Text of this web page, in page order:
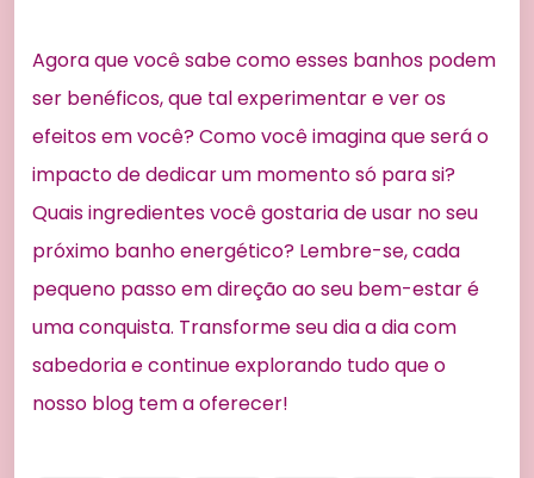
Agora que você sabe como esses banhos podem
ser benéficos, que tal experimentar e ver os
efeitos em você? Como você imagina que será o
impacto de dedicar um momento só para si?
Quais ingredientes você gostaria de usar no seu
próximo banho energético? Lembre-se, cada
pequeno passo em direção ao seu bem-estar é
uma conquista. Transforme seu dia a dia com
sabedoria e continue explorando tudo que o
nosso blog tem a oferecer!